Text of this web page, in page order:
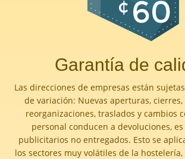
Garantía de
Las direcciones de empresas están
de variación: Nuevas aperturas,
reorganizaciones, traslados y cambios
personal conducen a devoluciones,
publicitarios no entregados. Esto se
los sectores muy volátiles de la